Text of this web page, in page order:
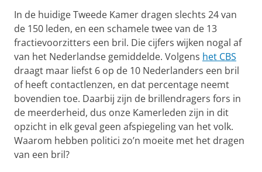
In de huidige Tweede Kamer dragen slechts 24 van
de 150 leden, en een schamele twee van de 13
fractievoorzitters een bril. Die cijfers wijken nogal af
van het Nederlandse gemiddelde. Volgens het CBS
draagt maar liefst 6 op de 10 Nederlanders een bril
of heeft contactlenzen, en dat percentage neemt
bovendien toe. Daarbij zijn de brillendragers fors in
de meerderheid, dus onze Kamerleden zijn in dit
opzicht in elk geval geen afspiegeling van het volk.
Waarom hebben politici zo’n moeite met het dragen
van een bril?